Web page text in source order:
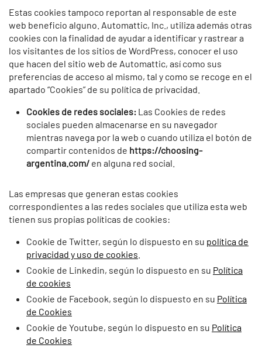
Estas cookies tampoco reportan al responsable de este
web beneficio alguno. Automattic, Inc., utiliza además otras
cookies con la finalidad de ayudar a identificar y rastrear a
los visitantes de los sitios de WordPress, conocer el uso
que hacen del sitio web de Automattic, así como sus
preferencias de acceso al mismo, tal y como se recoge en el
apartado “Cookies” de su política de privacidad.
Cookies de redes sociales: Las Cookies de redes
sociales pueden almacenarse en su navegador
mientras navega por la web o cuando utiliza el botón de
compartir contenidos de https://choosing-
argentina.com/ en alguna red social.
Las empresas que generan estas cookies
correspondientes a las redes sociales que utiliza esta web
tienen sus propias políticas de cookies:
Cookie de Twitter, según lo dispuesto en su política de
privacidad y uso de cookies
Cookie de Linkedin, según lo dispuesto en su Política
de cookies
Cookie de Facebook, según lo dispuesto en su Política
de Cookies
Cookie de Youtube, según lo dispuesto en su Política
de Cookies